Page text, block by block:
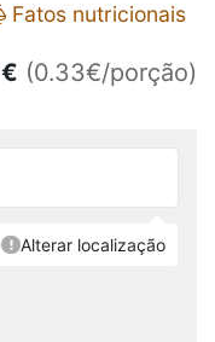
Fatos nutricionais
€ (0.33€/porção)